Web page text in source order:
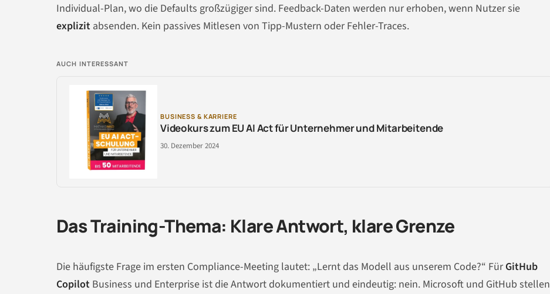
Individual-Plan, wo die Defaults großzügiger sind. Feedback-Daten werden nur erhoben, wenn Nutzer sie
explizit absenden. Kein passives Mitlesen von Tipp-Mustern oder Fehler-Traces.
AUCH INTERESSANT
BUSINESS & KARRIERE
Videokurs zum EU AI Act für Unternehmer und Mitarbeitende
30. Dezember 2024
Das Training-Thema: Klare Antwort, klare Grenze
Die häufigste Frage im ersten Compliance-Meeting lautet: „Lernt das Modell aus unserem Code?“ FürGitHub
Copilot Business und Enterprise ist die Antwort dokumentiert und eindeutig: nein. Microsoft und GitHub stellen